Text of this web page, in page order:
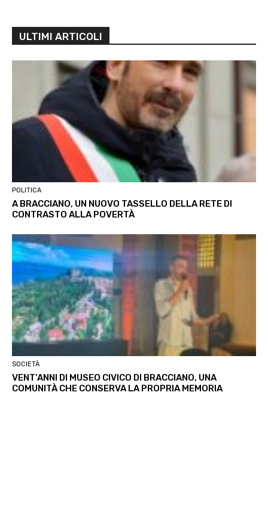
ULTIMI ARTICOLI
POLITICA
A BRACCIANO, UN NUOVO TASSELLO DELLA RETE DI
CONTRASTO ALLA POVERTÀ
SOCIETÀ
VENT’ANNI DI MUSEO CIVICO DI BRACCIANO, UNA
COMUNITÀ CHE CONSERVA LA PROPRIA MEMORIA